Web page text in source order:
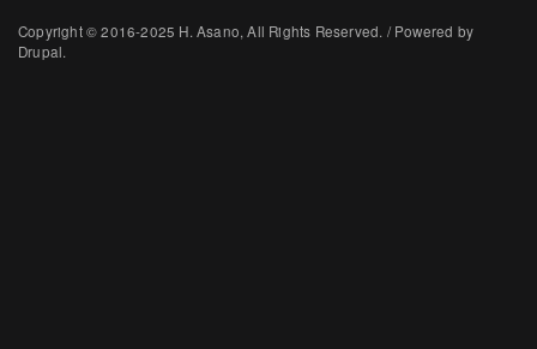
Copyright © 2016-2025 H. Asano, All Rights Reserved. / Powered by
Drupal.